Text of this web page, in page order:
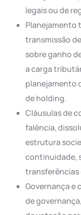
legais ou de
Planejamento
transmissão
sobre ganho
a carga
planejamento
de holding.
Cláusulas de
falência,
estrutura
continuidade,
Governança e
de